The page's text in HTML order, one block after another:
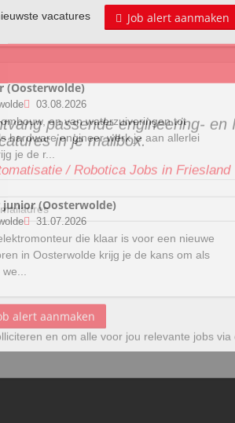
vacatures Job alert aanmaken
passende engineering- en
in je mailbox.
/ Robotica Jobs in Friesland
en om alle voor jou relevante jobs via
(Oosterwolde)
03.08.2026
en van waterzuiveringen tot
hardware engineer werk je aan allerlei
je de r...
(Oosterwolde)
31.07.2026
die klaar is voor een nieuwe
in Oosterwolde krijg je de kans om als